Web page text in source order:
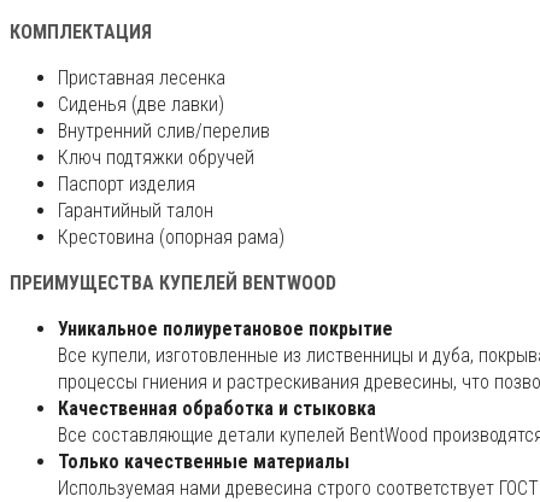
КОМПЛЕКТАЦИЯ
Приставная лесенка
Сиденья (две лавки)
Внутренний слив/перелив
Ключ подтяжки обручей
Паспорт изделия
Гарантийный талон
Крестовина (опорная рама)
ПРЕИМУЩЕСТВА КУПЕЛЕЙ BENTWOOD
Уникальное полиуретановое покрытие
Все купели, изготовленные из лиственницы и дуба,
процессы гниения и растрескивания древесины, что
Качественная обработка и стыковка
Все составляющие детали купелей BentWood
Только качественные материалы
Используемая нами древесина строго соответствует